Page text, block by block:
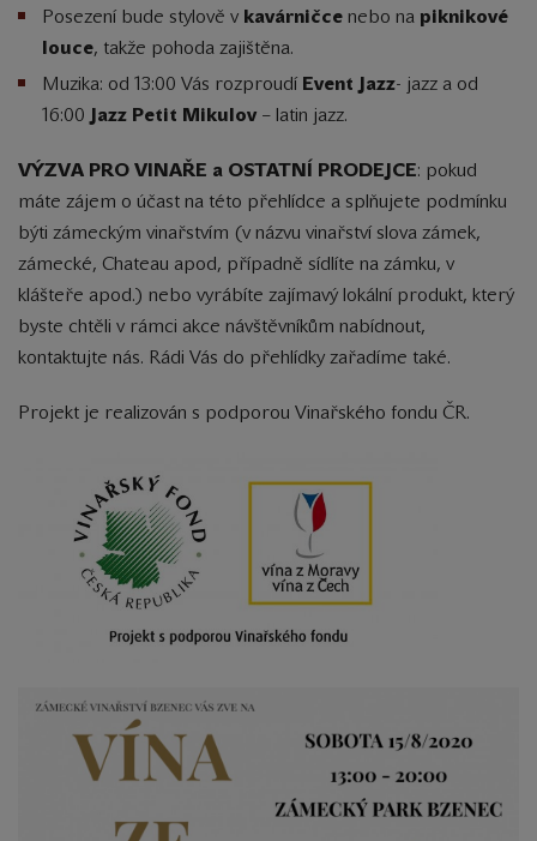
Posezení bude stylově v kavárničce nebo na piknikové
louce, takže pohoda zajištěna.
Muzika: od 13:00 Vás rozproudí Event Jazz- jazz a od
16:00 Jazz Petit Mikulov – latin jazz.
VÝZVA PRO VINAŘE a OSTATNÍ PRODEJCE: pokud
máte zájem o účast na této přehlídce a splňujete podmínku
býti zámeckým vinařstvím (v názvu vinařství slova zámek,
zámecké, Chateau apod, případně sídlíte na zámku, v
klášteře apod.) nebo vyrábíte zajímavý lokální produkt, který
byste chtěli v rámci akce návštěvníkům nabídnout,
kontaktujte nás. Rádi Vás do přehlídky zařadíme také.
Projekt je realizován s podporou Vinařského fondu ČR.